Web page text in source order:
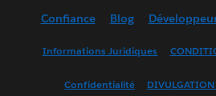
English (UK)
Français
Confiance Blog
Informations Juridiques
Confidentialité DIVULGATION